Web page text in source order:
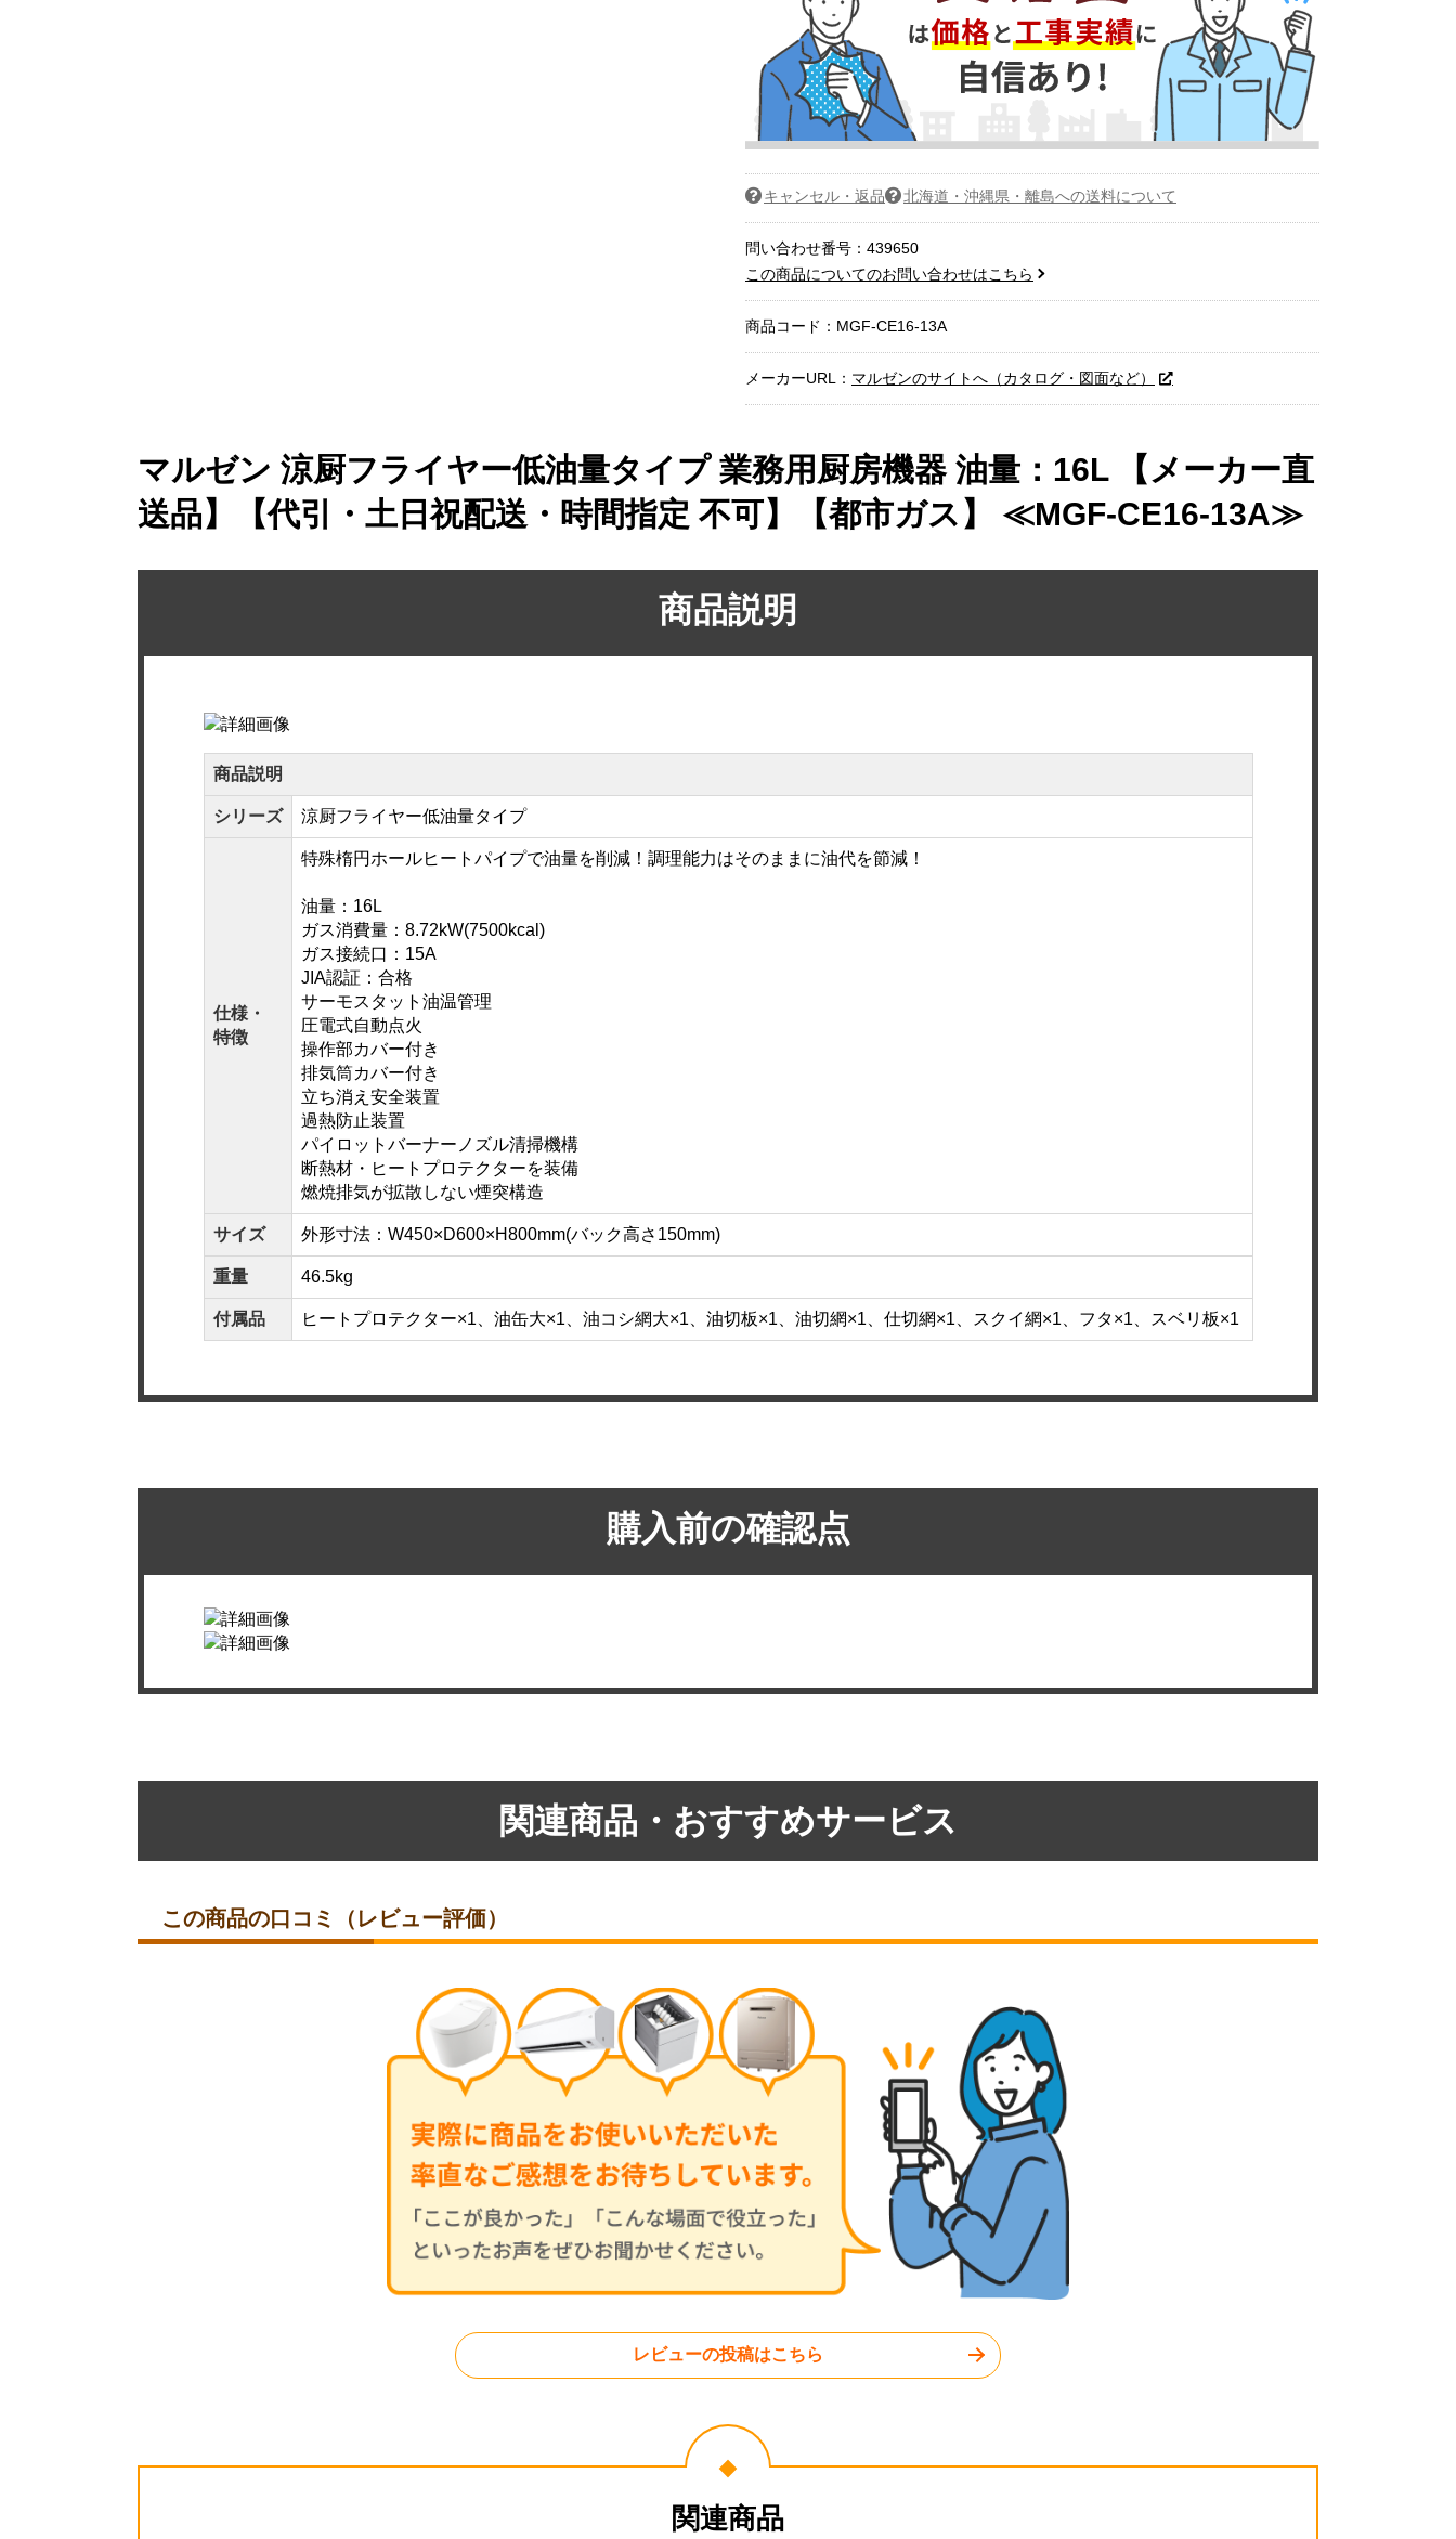
キャンセル・返品 北海道・沖縄県・離島への送料について
問い合わせ番号：439650
この商品についてのお問い合わせはこちら
商品コード： MGF-CE16-13A
メーカーURL： マルゼンのサイトへ（カタログ・図面など）
マルゼン 涼厨フライヤー低油量タイプ 業務用厨房機器 油量：16L 【メーカー直
送品】【代引・土日祝配送・時間指定 不可】【都市ガス】 ≪MGF-CE16-13A≫
商品説明
商品説明
シリーズ 涼厨フライヤー低油量タイプ
仕様・
特徴
特殊楕円ホールヒートパイプで油量を削減！調理能力はそのままに油代を節減！
油量：16L
ガス消費量：8.72kW(7500kcal)
ガス接続口：15A
JIA認証：合格
サーモスタット油温管理
圧電式自動点火
操作部カバー付き
排気筒カバー付き
立ち消え安全装置
過熱防止装置
パイロットバーナーノズル清掃機構
断熱材・ヒートプロテクターを装備
燃焼排気が拡散しない煙突構造
サイズ 外形寸法：W450×D600×H800mm(バック高さ150mm)
重量 46.5kg
付属品 ヒートプロテクター×1、油缶大×1、油コシ網大×1、油切板×1、油切網×1、仕切網×1、スクイ網×1、フタ×1、スベリ板×1
購入前の確認点
関連商品・おすすめサービス
この商品の口コミ（レビュー評価）
レビューの投稿はこちら
関連商品